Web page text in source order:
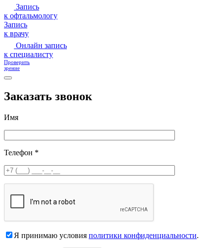
Запись
к офтальмологу
Запись
к врачу
Онлайн запись
к специалисту
Проверить
зрение
Заказать звонок
Имя
Телефон *
Я принимаю условия политики конфиденциальности.